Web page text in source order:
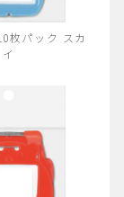
枚パック スカ
イ